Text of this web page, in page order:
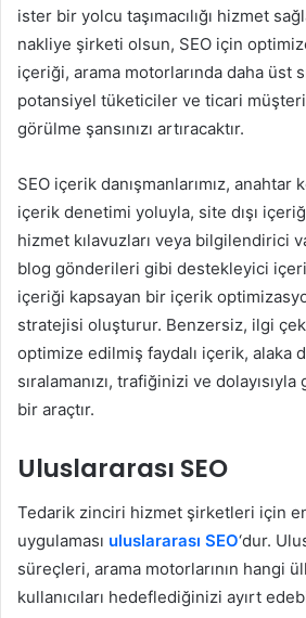
ister bir yolcu taşımacılığı hizmet
nakliye şirketi olsun, SEO için
içeriği, arama motorlarında daha üst
potansiyel tüketiciler ve ticari
görülme şansınızı artıracaktır.
SEO içerik danışmanlarımız, anahtar
içerik denetimi yoluyla, site dışı
hizmet kılavuzları veya bilgilendirici
blog gönderileri gibi destekleyici
içeriği kapsayan bir içerik
stratejisi oluşturur. Benzersiz, ilgi
optimize edilmiş faydalı içerik, alaka
sıralamanızı, trafiğinizi ve
bir araçtır.
Uluslararası SEO
Tedarik zinciri hizmet şirketleri için
uygulaması uluslararası SEO‘dur.
süreçleri, arama motorlarının hangi
kullanıcıları hedeflediğinizi ayırt